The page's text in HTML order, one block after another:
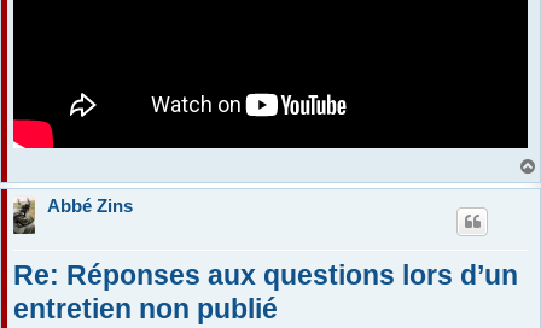
Abbé Zins
Re: Réponses aux questions lors d’un
entretien non publié